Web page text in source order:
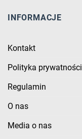
INFORMACJE
Kontakt
Polityka prywatności
Regulamin
O nas
Media o nas